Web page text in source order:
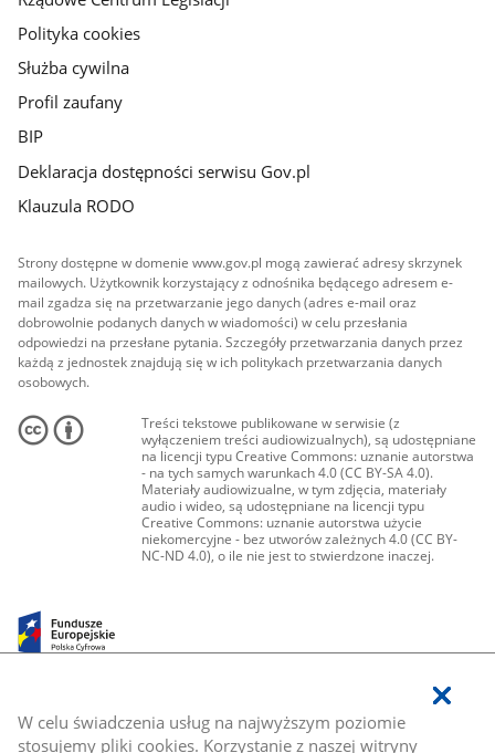
W celu świadczenia usług na najwyższym poziomie
stosujemy pliki cookies. Korzystanie z naszej witryny
Polityka cookies
Służba cywilna
Profil zaufany
BIP
Deklaracja dostępności serwisu Gov.pl
Klauzula RODO
Strony dostępne w domenie www.gov.pl mogą zawierać adresy skrzynek
mailowych. Użytkownik korzystający z odnośnika będącego adresem e-
mail zgadza się na przetwarzanie jego danych (adres e-mail oraz
dobrowolnie podanych danych w wiadomości) w celu przesłania
odpowiedzi na przesłane pytania. Szczegóły przetwarzania danych przez
każdą z jednostek znajdują się w ich politykach przetwarzania danych
osobowych.
Treści tekstowe publikowane w serwisie (z
wyłączeniem treści audiowizualnych), są udostępniane
na licencji typu Creative Commons: uznanie autorstwa
- na tych samych warunkach 4.0 (CC BY-SA 4.0).
Materiały audiowizualne, w tym zdjęcia, materiały
audio i wideo, są udostępniane na licencji typu
Creative Commons: uznanie autorstwa użycie
niekomercyjne - bez utworów zależnych 4.0 (CC BY-
NC-ND 4.0), o ile nie jest to stwierdzone inaczej.